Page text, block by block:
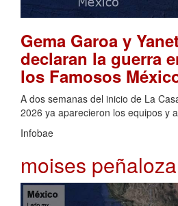
Gema Garoa y
declaran la guerra
los Famosos
A dos semanas del inicio de La
2026 ya aparecieron los equipos y
Infobae
moises peñaloza